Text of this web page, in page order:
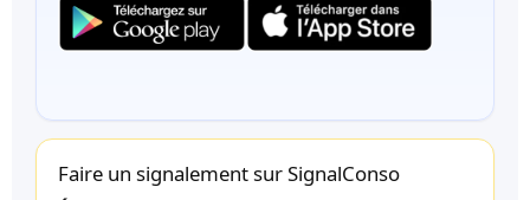
Faire un signalement sur SignalConso